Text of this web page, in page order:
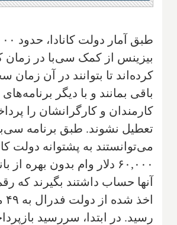
طبق آمار
بیزینس از کمک سی‌با در زمان
کرده‌اند تا بتوانند در آن
باقی بمانند و با دیگر
کارمندان و کارگرانشان را
تعطیل نشوند. طبق برنامه
می‌توانستند به پشتوانه دولت
۶۰,۰۰۰ دلار وام بدون بهره
آنها حساب داشتند بگیرند که
رسید. در ابتدا، سررسید